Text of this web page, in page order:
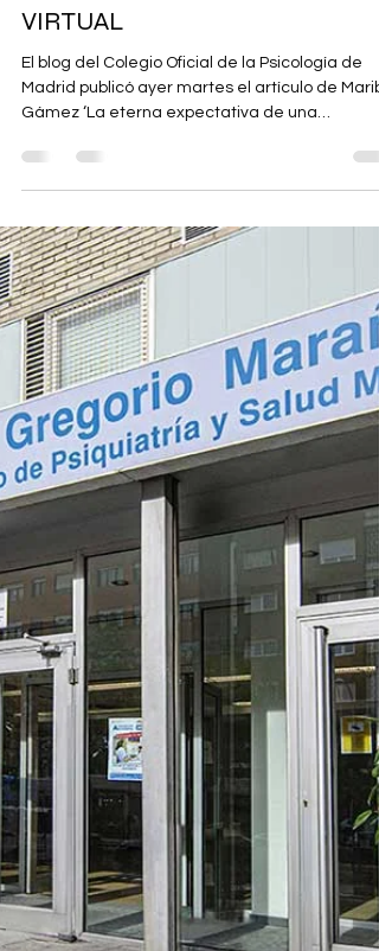
Centro de Psicología Maribel Gámez
21 may 2025
2 min de lectura
LA ETERNA EXPECTATIVA DE
UNA GENERACIÓN: ADICTOS A
ABANDONAR EL CARRITO
VIRTUAL
El blog del Colegio Oficial de la Psicología de
Madrid publicó ayer martes el artículo de
Gámez ‘La eterna expectativa de una
generación: adictos a abandonar el carrito
virtual’, en el que la Directora del Centro de
Psicología Aplicada analiza un fenómeno
creciente, sobre todo en el ámbito de la
denominada generación Z: pasear por las
de compras virtuales, llenando el carrito y
disfrutando de la experiencia de compra, pero
sin materializarla finalmente.